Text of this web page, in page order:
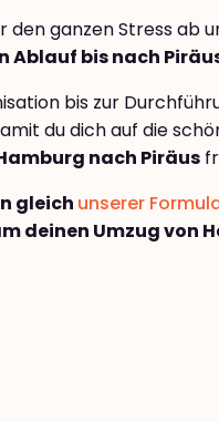
den ganzen Stress ab
Ablauf bis nach
bis zur
du dich auf die
nach Piräus
gleich unserer
deinen Umzug von